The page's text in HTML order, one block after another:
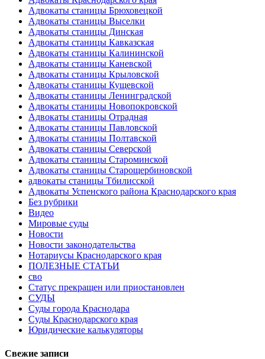
Адвокаты станицы Брюховецкой
Адвокаты станицы Выселки
Адвокаты станицы Динская
Адвокаты станицы Кавказская
Адвокаты станицы Калининской
Адвокаты станицы Каневской
Адвокаты станицы Крыловской
Адвокаты станицы Кущевской
Адвокаты станицы Ленинградской
Адвокаты станицы Новопокровской
Адвокаты станицы Отрадная
Адвокаты станицы Павловской
Адвокаты станицы Полтавской
Адвокаты станицы Северской
Адвокаты станицы Староминской
Адвокаты станицы Старощербиновской
адвокаты станицы Тбилисской
Адвокаты Успенского района Краснодарского края
Без рубрики
Видео
Мировые суды
Новости
Новости законодательства
Нотариусы Краснодарского края
ПОЛЕЗНЫЕ СТАТЬИ
сво
Статус прекращен или приостановлен
СУДЫ
Суды города Краснодара
Суды Краснодарского края
Юридические калькуляторы
Свежие записи